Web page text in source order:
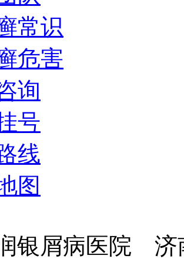
常识
危害
询
号
线
图
银屑病医院